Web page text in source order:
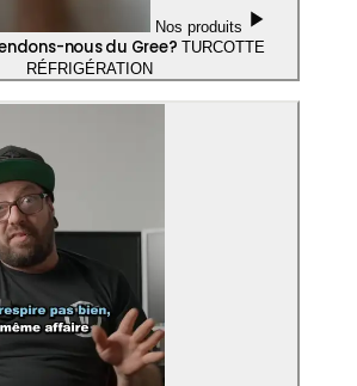
Nos produits
nous du Gree? TURCOTTE
RÉFRIGÉRATION